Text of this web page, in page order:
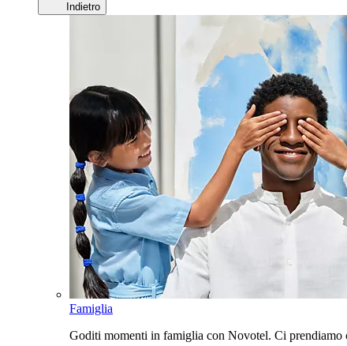
Indietro
Famiglia
Goditi momenti in famiglia con Novotel. Ci prendiamo